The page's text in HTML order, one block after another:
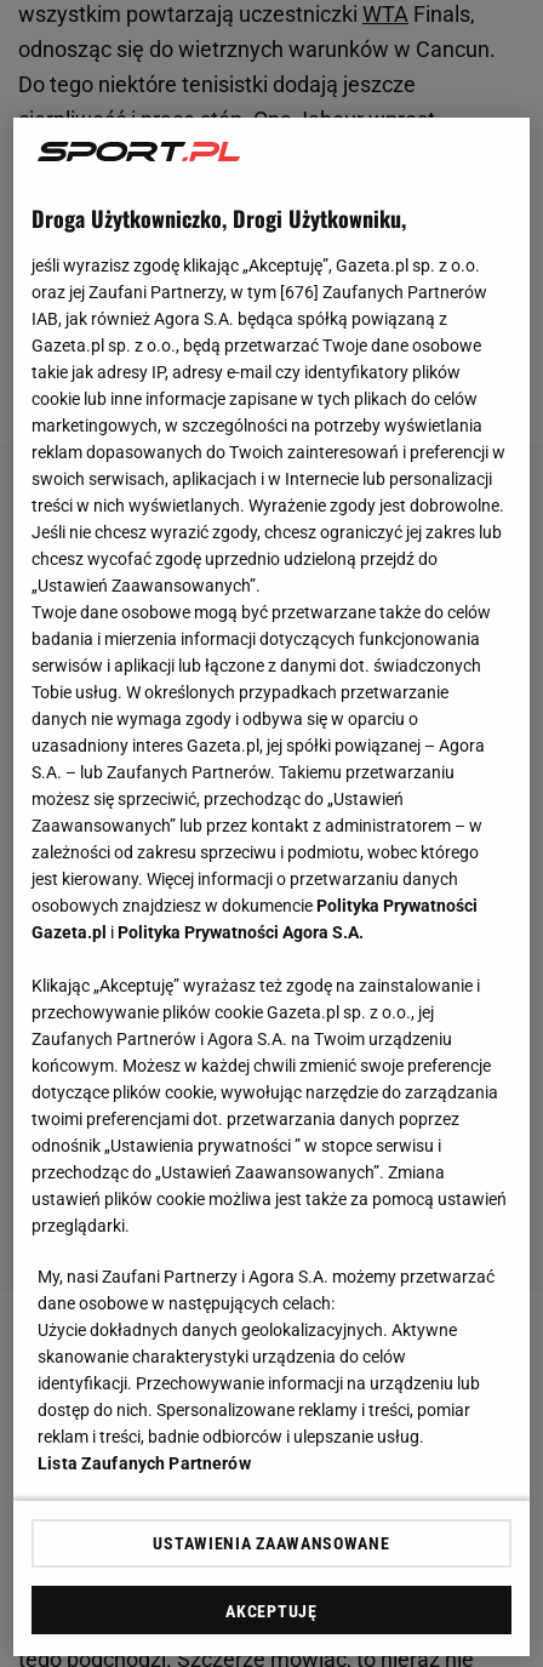
wszystkim powtarzają uczestniczki WTA Finals,
odnosząc się do wietrznych warunków w Cancun.
Do tego niektóre tenisistki dodają jeszcze
cierpliwość i pracę stóp. Ons Jabeur wprost
przyznaje, że to właśnie ona na tej
jak poradzą sobie z nią Iga Świątek i Marketa
Vondrousova, pierwsza grupowa rywalka Polki. Po
stronie Świątek jest większa siła uderzenia, ale w
tym wypadku może to być zarówno zaletą, jak i
wadą. Firmowym uderzeniem Czeszki jest zaś skrót,
który w takich warunkach jest dodatkowym atutem.
Zobacz wideo Policzanki z superpucharem.
Aleksandra Gryka: W ważnych meczach przydarzają
się nam kontuzje
bardziej kwestia nastawienia psychicznego
- Jako zawodniczka odbieram to jako brak szacunku
ze strony WTA. Sądzę, że większość z nas tak do
tego podchodzi. Szczerze mówiąc, to nieraz nie
Droga Użytkowniczko, Drogi Użytkowniku,
jeśli wyrazisz zgodę klikając „Akceptuję”, Gazeta.pl sp. z o.o.
oraz jej Zaufani Partnerzy, w tym [676] Zaufanych Partnerów
IAB, jak również Agora S.A. będąca spółką powiązaną z
Gazeta.pl sp. z o.o., będą przetwarzać Twoje dane osobowe
takie jak adresy IP, adresy e-mail czy identyfikatory plików
cookie lub inne informacje zapisane w tych plikach do celów
marketingowych, w szczególności na potrzeby wyświetlania
reklam dopasowanych do Twoich zainteresowań i preferencji w
swoich serwisach, aplikacjach i w Internecie lub personalizacji
treści w nich wyświetlanych. Wyrażenie zgody jest dobrowolne.
Jeśli nie chcesz wyrazić zgody, chcesz ograniczyć jej zakres lub
chcesz wycofać zgodę uprzednio udzieloną przejdź do
„Ustawień Zaawansowanych”.
Twoje dane osobowe mogą być przetwarzane także do celów
badania i mierzenia informacji dotyczących funkcjonowania
serwisów i aplikacji lub łączone z danymi dot. świadczonych
Tobie usług. W określonych przypadkach przetwarzanie
danych nie wymaga zgody i odbywa się w oparciu o
uzasadniony interes Gazeta.pl, jej spółki powiązanej – Agora
S.A. – lub Zaufanych Partnerów. Takiemu przetwarzaniu
możesz się sprzeciwić, przechodząc do „Ustawień
Zaawansowanych” lub przez kontakt z administratorem – w
zależności od zakresu sprzeciwu i podmiotu, wobec którego
jest kierowany. Więcej informacji o przetwarzaniu danych
osobowych znajdziesz w dokumenciePolityka Prywatności
Gazeta.pl iPolityka Prywatności Agora S.A.
Klikając „Akceptuję” wyrażasz też zgodę na zainstalowanie i
przechowywanie plików cookie Gazeta.pl sp. z o.o., jej
Zaufanych Partnerów i Agora S.A. na Twoim urządzeniu
końcowym. Możesz w każdej chwili zmienić swoje preferencje
dotyczące plików cookie, wywołując narzędzie do zarządzania
twoimi preferencjami dot. przetwarzania danych poprzez
odnośnik „Ustawienia prywatności ” w stopce serwisu i
przechodząc do „Ustawień Zaawansowanych”. Zmiana
ustawień plików cookie możliwa jest także za pomocą ustawień
przeglądarki.
My, nasi Zaufani Partnerzy i Agora S.A. możemy przetwarzać
dane osobowe w następujących celach:
Użycie dokładnych danych geolokalizacyjnych. Aktywne
skanowanie charakterystyki urządzenia do celów
identyfikacji. Przechowywanie informacji na urządzeniu lub
dostęp do nich. Spersonalizowane reklamy i treści, pomiar
reklam i treści, badnie odbiorców i ulepszanie usług.
Lista Zaufanych Partnerów
USTAWIENIA ZAAWANSOWANE
AKCEPTUJĘ